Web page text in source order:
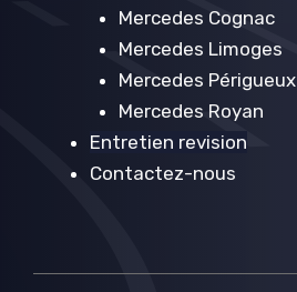
Mercedes Cognac
Mercedes Limoges
Mercedes Périgueux
Mercedes Royan
Entretien revision
Contactez-nous